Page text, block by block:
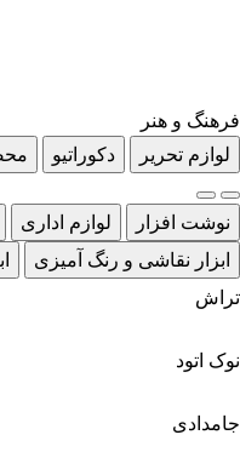
فرهنگ و هنر
لوازم تحریر
دکوراتیو
نوشت افزار لوازم اداری
ابزار نقاشی و رنگ آمیزی
تراش
نوک اتود
جامدادی